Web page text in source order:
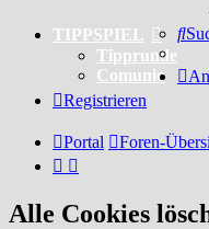
TIPPSPIEL
Tipprunde
Comunio
Registrieren
Portal Foren-
Alle Cookies